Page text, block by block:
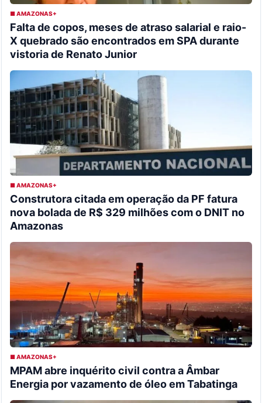
■ AMAZONAS+
Falta de copos, meses de atraso salarial e raio-
X quebrado são encontrados em SPA durante
vistoria de Renato Junior
■ AMAZONAS+
Construtora citada em operação da PF fatura
nova bolada de R$ 329 milhões com o DNIT no
Amazonas
■ AMAZONAS+
MPAM abre inquérito civil contra a Âmbar
Energia por vazamento de óleo em Tabatinga